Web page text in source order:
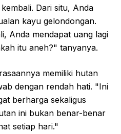
Dari situ, Anda
kayu gelondongan.
Anda mendapat uang lagi
itu aneh?" tanyanya.
memiliki hutan
dengan rendah hati. "Ini
berharga sekaligus
ini bukan benar-benar
setiap hari."